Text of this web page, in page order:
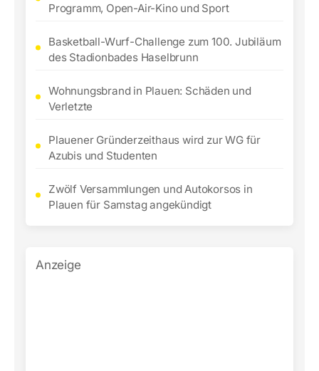
Programm, Open-Air-Kino und Sport
Basketball-Wurf-Challenge zum 100. Jubiläum
des Stadionbades Haselbrunn
Wohnungsbrand in Plauen: Schäden und
Verletzte
Plauener Gründerzeithaus wird zur WG für
Azubis und Studenten
Zwölf Versammlungen und Autokorsos in
Plauen für Samstag angekündigt
Anzeige